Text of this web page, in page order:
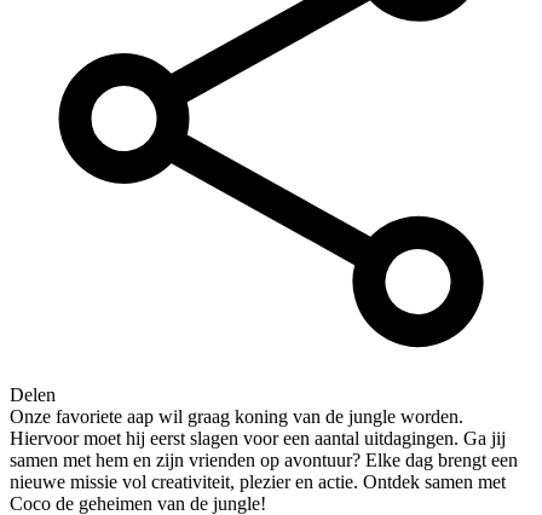
Delen
Onze favoriete aap wil graag koning van de jungle worden.
Hiervoor moet hij eerst slagen voor een aantal uitdagingen. Ga jij
samen met hem en zijn vrienden op avontuur? Elke dag brengt een
nieuwe missie vol creativiteit, plezier en actie. Ontdek samen met
Coco de geheimen van de jungle!